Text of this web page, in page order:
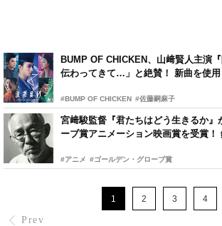
BUMP OF CHICKEN、山﨑賢人主演
伝わってきて…」と絶賛！ 新曲を使用
#BUMP OF CHICKEN #佐藤嗣麻子
宮﨑駿監督『君たちはどう生きるか』
ーブ賞アニメーション映画賞を受賞！
#アニメ #ゴールデン・グローブ賞
Prev
1 2 3 4